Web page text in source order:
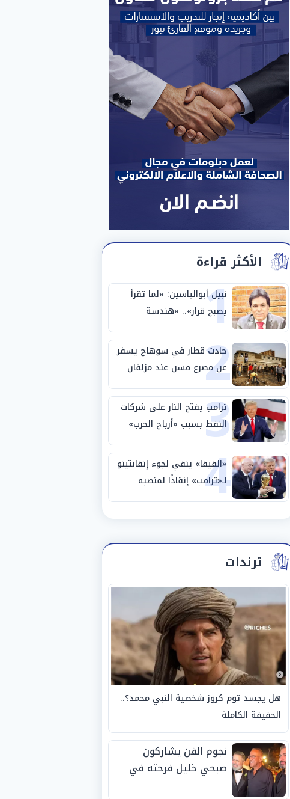
الأكثر قراءة
1
نبيل أبوالياسين: «لما تقرأ
يصبح قرار».. «هندسة
الاستثمار السيادي» بين «ربط
الجيب بالوطن» و«سيادة
الكلمة»
2
حادث قطار في سوهاج يسفر
عن مصرع مسن عند مزلقان
المراغة
3
ترامب يفتح النار على شركات
النفط بسبب «أرباح الحرب»
4
«الفيفا» ينفي لجوء إنفانتينو
لـ«ترامب» إنقاذًا لمنصبه
ترندات
هل يجسد توم كروز شخصية النبي محمد؟..
الحقيقة الكاملة
نجوم الفن يشاركون
صبحي خليل فرحته في